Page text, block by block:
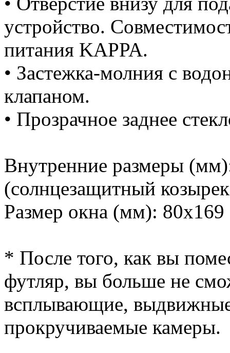
устройство.
питания KAPPA.
• Застежка-молния с
клапаном.
• Прозрачное заднее
Внутренние размеры
(солнцезащитный
Размер окна (мм): 80x169
* После того, как вы
футляр, вы больше не
всплывающие,
прокручиваемые камеры.